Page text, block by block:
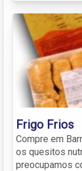
Frigo Frios
Compre em
os quesitos
preocupamos